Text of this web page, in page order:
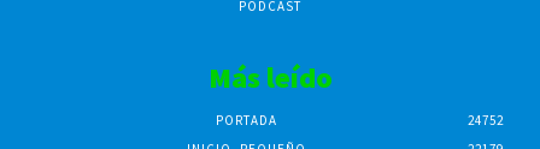
PODCAST
Más leído
PORTADA
24752